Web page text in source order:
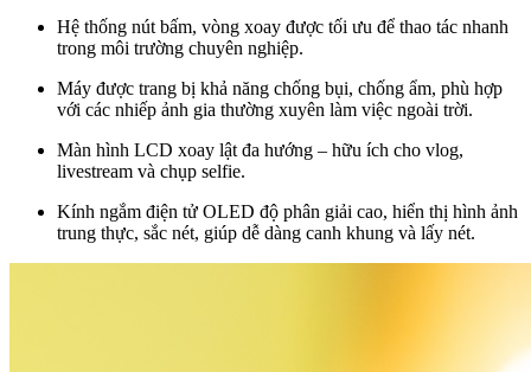
Hệ thống nút bấm, vòng xoay được tối ưu để thao tác nhanh
trong môi trường chuyên nghiệp.
Máy được trang bị khả năng chống bụi, chống ẩm, phù hợp
với các nhiếp ảnh gia thường xuyên làm việc ngoài trời.
Màn hình LCD xoay lật đa hướng – hữu ích cho vlog,
livestream và chụp selfie.
Kính ngắm điện tử OLED độ phân giải cao, hiển thị hình ảnh
trung thực, sắc nét, giúp dễ dàng canh khung và lấy nét.